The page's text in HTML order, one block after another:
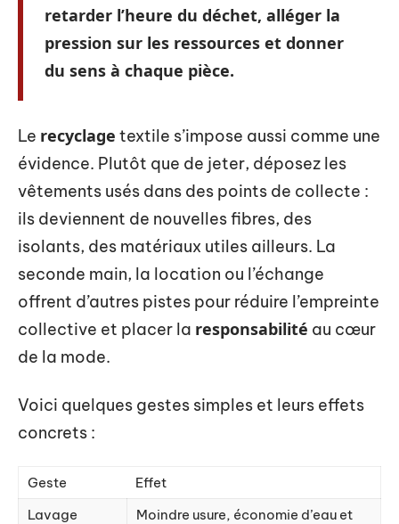
retarder l’heure du déchet, alléger la
pression sur les ressources et donner
du sens à chaque pièce.
Le recyclage textile s’impose aussi comme une
évidence. Plutôt que de jeter, déposez les
vêtements usés dans des points de collecte :
ils deviennent de nouvelles fibres, des
isolants, des matériaux utiles ailleurs. La
seconde main, la location ou l’échange
offrent d’autres pistes pour réduire l’empreinte
collective et placer la responsabilité au cœur
de la mode.
Voici quelques gestes simples et leurs effets
concrets :
Geste
Effet
Lavage
Moindre usure, économie d’eau et